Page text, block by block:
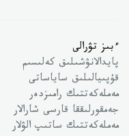
ءبىز تۋرالى
پايدالانۋشىلىق كەلىسىم
قۇپىيالىلىق ساياساتى
مەملەكەتتىك رامىزدەر
جەمقورلىققا قارسى شارالار
مەملەكەتتىك ساتىپ الۋلار